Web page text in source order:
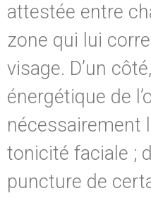
attestée entre
zone qui lui
visage. D’un
énergétique de
nécessairement
tonicité faciale ;
puncture de